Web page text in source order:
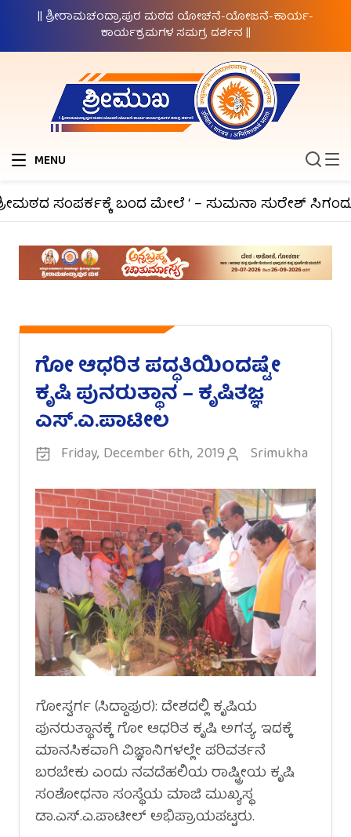
|| ಶ್ರೀರಾಮಚಂದ್ರಾಪುರ ಮಠದ ಯೋಚನೆ-ಯೋಜನೆ-ಕಾರ್ಯ-
ಕಾರ್ಯಕ್ರಮಗಳ ಸಮಗ್ರ ದರ್ಶನ ||
MENU
ಸಂಪರ್ಕಕ್ಕೆ ಬಂದ ಮೇಲೆ ‘ – ಸುಮನಾ ಸುರೇಶ್ ಸಿಗಂದೂರು
ಗೋ ಆಧರಿತ ಪದ್ಧತಿಯಿಂದಷ್ಟೇ
ಕೃಷಿ ಪುನರುತ್ಥಾನ – ಕೃಷಿತಜ್ಞ
ಎಸ್.ಎ.ಪಾಟೀಲ
Friday, December 6th, 2019 Srimukha
ಗೋಸ್ವರ್ಗ (ಸಿದ್ದಾಪುರ): ದೇಶದಲ್ಲಿ ಕೃಷಿಯ
ಪುನರುತ್ಥಾನಕ್ಕೆ ಗೋ ಆಧರಿತ ಕೃಷಿ ಅಗತ್ಯ. ಇದಕ್ಕೆ
ಮಾನಸಿಕವಾಗಿ ವಿಜ್ಞಾನಿಗಳಲ್ಲೇ ಪರಿವರ್ತನೆ
ಬರಬೇಕು ಎಂದು ನವದೆಹಲಿಯ ರಾಷ್ಟ್ರೀಯ ಕೃಷಿ
ಸಂಶೋಧನಾ ಸಂಸ್ಥೆಯ ಮಾಜಿ ಮುಖ್ಯಸ್ಥ
ಡಾ.ಎಸ್.ಎ.ಪಾಟೀಲ್ ಅಭಿಪ್ರಾಯಪಟ್ಟರು.